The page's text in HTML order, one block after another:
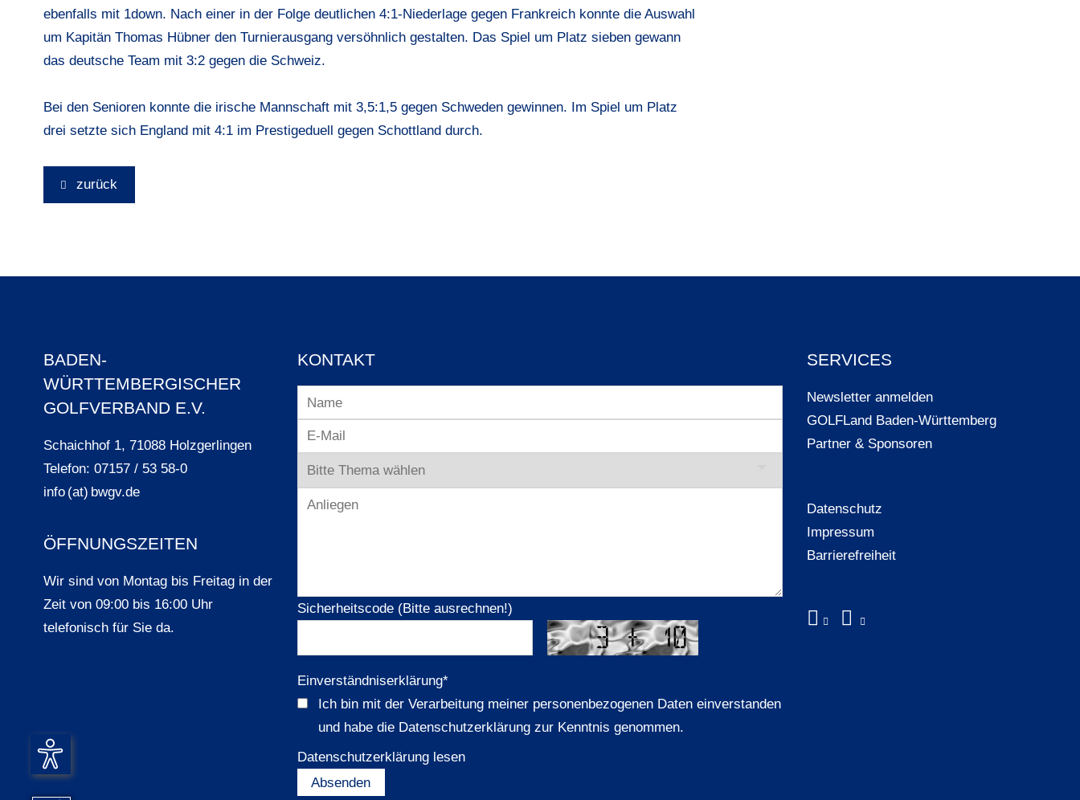
ebenfalls mit 1down. Nach einer in der Folge deutlichen 4:1-Niederlage gegen Frankreich konnte die Auswahl
um Kapitän Thomas Hübner den Turnierausgang versöhnlich gestalten. Das Spiel um Platz sieben gewann
das deutsche Team mit 3:2 gegen die Schweiz.
Bei den Senioren konnte die irische Mannschaft mit 3,5:1,5 gegen Schweden gewinnen. Im Spiel um Platz
drei setzte sich England mit 4:1 im Prestigeduell gegen Schottland durch.
zurück
BADEN-
WÜRTTEMBERGISCHER
GOLFVERBAND E.V.
Schaichhof 1, 71088 Holzgerlingen
Telefon: 07157 / 53 58-0
info (at) bwgv.de
ÖFFNUNGSZEITEN
Wir sind von Montag bis Freitag in der
Zeit von 09:00 bis 16:00 Uhr
telefonisch für Sie da.
KONTAKT
Sicherheitscode (Bitte ausrechnen!)
Einverständniserklärung*
Ich bin mit der Verarbeitung meiner personenbezogenen Daten einverstanden
und habe die Datenschutzerklärung zur Kenntnis genommen.
Datenschutzerklärung lesen
SERVICES
Newsletter anmelden
GOLFLand Baden-Württemberg
Partner & Sponsoren
Datenschutz
Impressum
Barrierefreiheit